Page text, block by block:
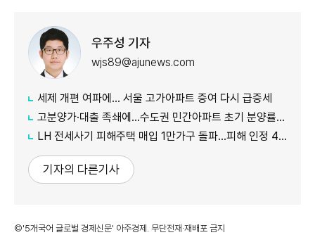
우주성 기자
wjs89@ajunews.com
세제 개편 여파에… 서울 고가아파트 증여 다시 급증세
고분양가·대출 족쇄에...수도권 민간아파트 초기 분양률 급락
LH 전세사기 피해주택 매입 1만가구 돌파…피해 인정 4만건 넘어
기자의 다른기사
©'5개국어 글로벌 경제신문' 아주경제. 무단전재·재배포 금지